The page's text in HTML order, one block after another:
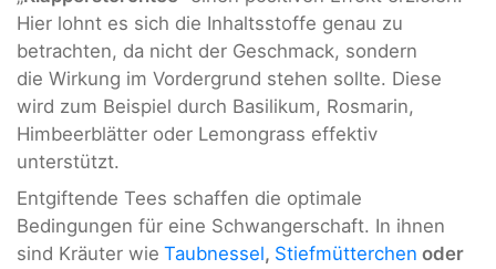
Hier lohnt es sich die Inhaltsstoffe genau zu
betrachten, da nicht der Geschmack, sondern
die Wirkung im Vordergrund stehen sollte. Diese
wird zum Beispiel durch Basilikum, Rosmarin,
Himbeerblätter oder Lemongrass effektiv
unterstützt.
Entgiftende Tees schaffen die optimale
Bedingungen für eine Schwangerschaft. In ihnen
sind Kräuter wie Taubnessel, Stiefmütterchen oder